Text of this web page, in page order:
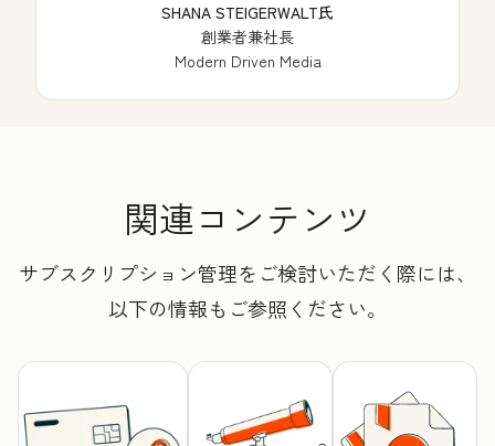
SHANA STEIGERWALT氏
創業者兼社長
Modern Driven Media
関連コンテンツ
サブスクリプション管理をご検討いただく際には、
以下の情報もご参照ください。